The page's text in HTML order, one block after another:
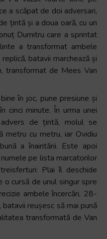
a scăpat de doi adversari,
țintă și a doua oară, cu un
Dumitru care a sprintat
a transformat ambele
batavii marchează și
transformat de Mees Van
în joc, pune presiune și
cinci minute. În urma unei
de țintă, molul se
metru cu metru, iar Ovidiu
a înaintării. Este apoi
pe lista marcatorilor
Plai îl deschide
cursă de unul singur spre
ambele încercări, 28-
reușesc să mai pună
transformată de Van